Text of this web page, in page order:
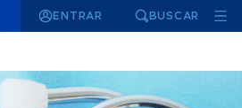
ENTRAR BUSCAR